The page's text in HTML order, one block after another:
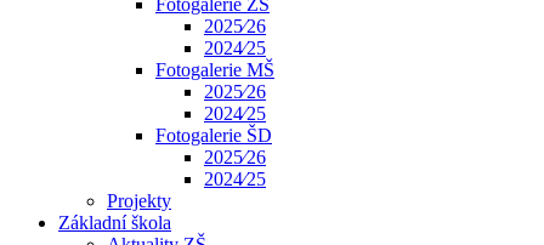
Fotogalerie ZŠ
2025⁄26
2024⁄25
Fotogalerie MŠ
2025⁄26
2024⁄25
Fotogalerie ŠD
2025⁄26
2024⁄25
Projekty
Základní škola